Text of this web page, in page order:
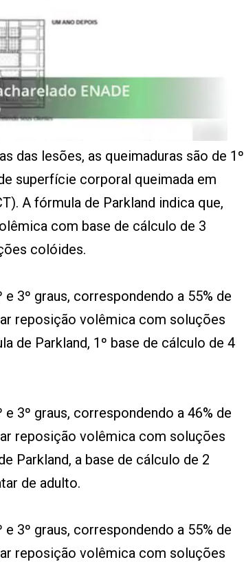
das lesões, as queimaduras são de 1º
superfície corporal queimada em
A fórmula de Parkland indica que,
com base de cálculo de 3
colóides.
3º graus, correspondendo a 55% de
reposição volêmica com soluções
de Parkland, 1º base de cálculo de 4
3º graus, correspondendo a 46% de
reposição volêmica com soluções
Parkland, a base de cálculo de 2
de adulto.
3º graus, correspondendo a 55% de
reposição volêmica com soluções